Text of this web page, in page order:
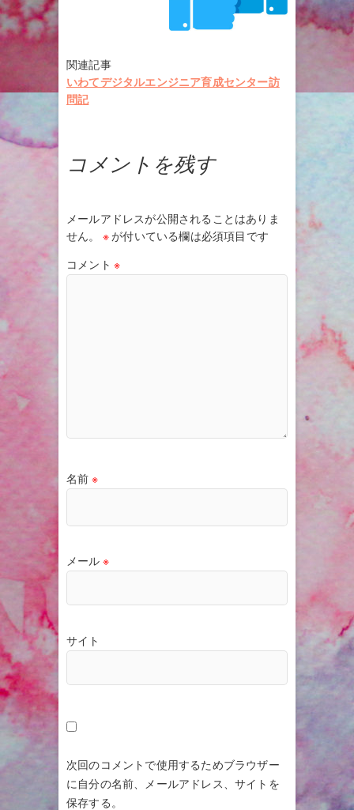
関連記事
いわてデジタルエンジニア育成センター訪
問記
コメントを残す
メールアドレスが公開されることはありま
せん。
※が付いている欄は必須項目です
コメント ※
名前 ※
メール ※
サイト
次回のコメントで使用するためブラウザー
に自分の名前、メールアドレス、サイトを
保存する。